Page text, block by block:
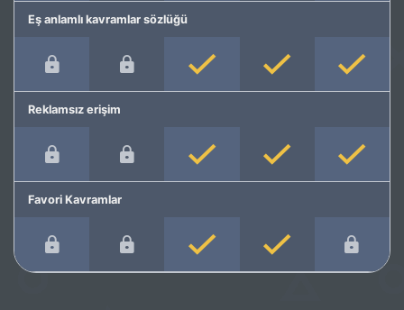
Eş anlamlı kavramlar sözlüğü
Reklamsız erişim
Favori Kavramlar